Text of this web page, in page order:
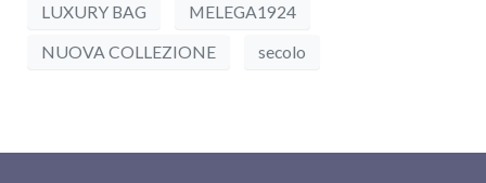
LUXURY BAG
MELEGA1924
NUOVA COLLEZIONE
secolo